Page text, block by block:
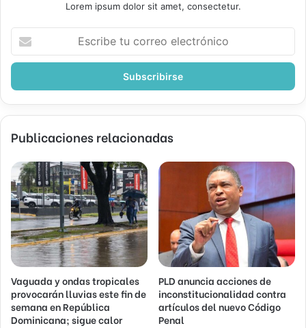
Lorem ipsum dolor sit amet, consectetur.
correo
Publicaciones relacionadas
Vaguada y ondas tropicales
provocarán lluvias este fin de
semana en República
Dominicana; sigue calor
PLD anuncia acciones de
inconstitucionalidad contra
artículos del nuevo Código
Penal